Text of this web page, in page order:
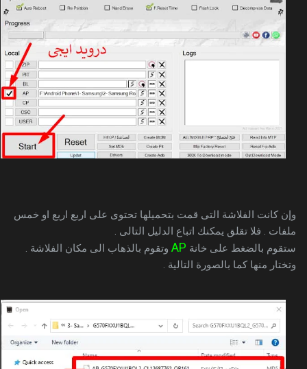
وإن كانت الفلاشة التى قمت بتحميلها تحتوى على اربع اربع او خمس
ملفات . فلا تقلق يمكنك اتباع الدليل التالى .
ستقوم بالضغط على خانةAPوتقوم بالذهاب الى مكان الفلاشة .
وتختار منها كما بالصورة التالية .